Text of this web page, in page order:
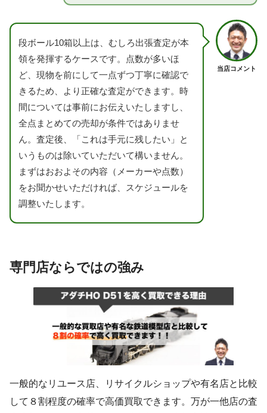
当店コメント
段ボール10箱以上は、むしろ出張査定が本
領を発揮するケースです。点数が多いほ
ど、現物を前にして一点ずつ丁寧に確認で
きるため、より正確な査定ができます。時
間については事前にお伝えいたしますし、
全点まとめての売却が条件ではありませ
ん。査定後、「これは手元に残したい」と
いうものは除いていただいて構いません。
まずはおおよその内容（メーカーや点数）
をお聞かせいただければ、スケジュールを
調整いたします。
専門店ならではの強み
一般的なリユース店、リサイクルショップや有名店と比較
して８割程度の確率で高価買取できます。万が一他店の査